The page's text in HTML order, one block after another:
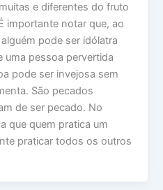
e diferentes do fruto
importante notar que, ao
pode ser idólatra
uma pessoa pervertida
pode ser invejosa sem
São pecados
de ser pecado. No
que quem pratica um
praticar todos os outros